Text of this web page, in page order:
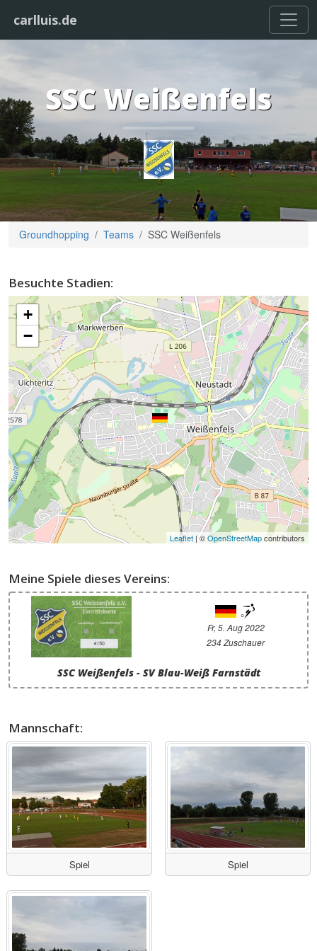
carlluis.de
SSC Weißenfels
Groundhopping Teams SSC Weißenfels
Besuchte Stadien:
+
−
Leaflet| ©OpenStreetMapcontributors
Meine Spiele dieses Vereins:
Fr, 5. Aug 2022
234 Zuschauer
SSC Weißenfels - SV Blau-Weiß Farnstädt
Mannschaft:
Spiel Spiel